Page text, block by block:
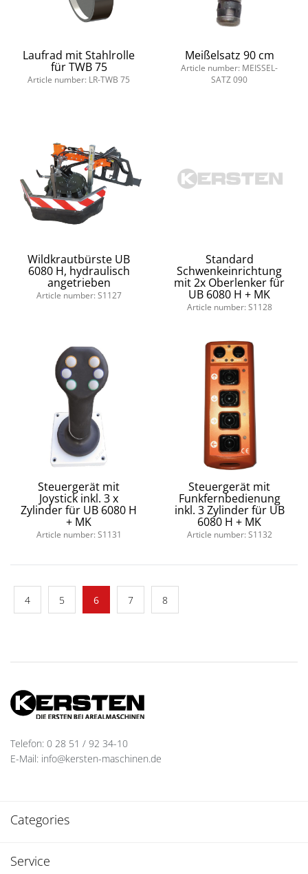
Laufrad mit Stahlrolle
für TWB 75
Article number: LR-TWB 75
Meißelsatz 90 cm
Article number: MEISSEL-
SATZ 090
Wildkrautbürste UB
6080 H, hydraulisch
angetrieben
Article number: S1127
Standard
Schwenkeinrichtung
mit 2x Oberlenker für
UB 6080 H + MK
Article number: S1128
Steuergerät mit
Joystick inkl. 3 x
Zylinder für UB 6080 H
+ MK
Article number: S1131
Steuergerät mit
Funkfernbedienung
inkl. 3 Zylinder für UB
6080 H + MK
Article number: S1132
4 5 6 7 8
Telefon: 0 28 51 / 92 34-10
E-Mail: info@kersten-maschinen.de
Categories
Service